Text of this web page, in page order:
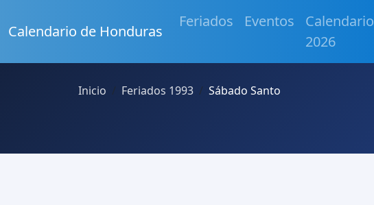
Calendario de Honduras
Feriados Eventos
Calendario
2026
Inicio Feriados 1993 Sábado Santo